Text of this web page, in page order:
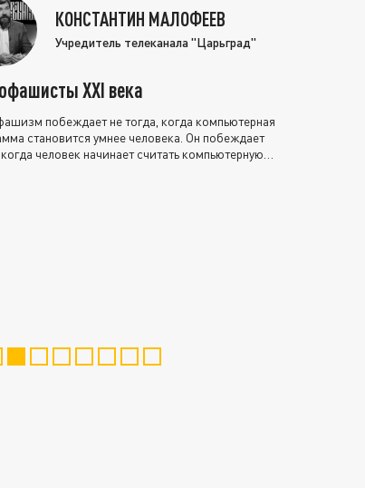
КОНСТАНТИН МАЛОФЕЕВ
Учредитель телеканала "Царьград"
XXI века
побеждает не тогда, когда компьютерная
становится умнее человека. Он побеждает
человек начинает считать компьютерную